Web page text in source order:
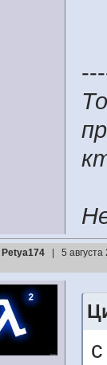
Petya174 | 5